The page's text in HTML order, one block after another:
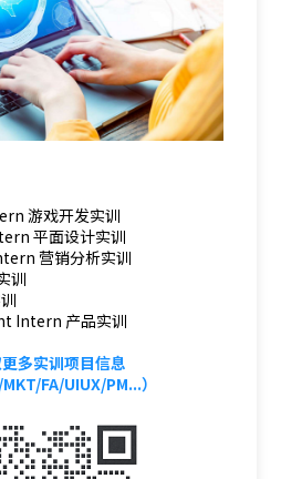
游戏开发实训
平面设计实训
营销分析实训
训
Intern 产品实训
多实训项目信息
MKT/FA/UIUX/PM...）